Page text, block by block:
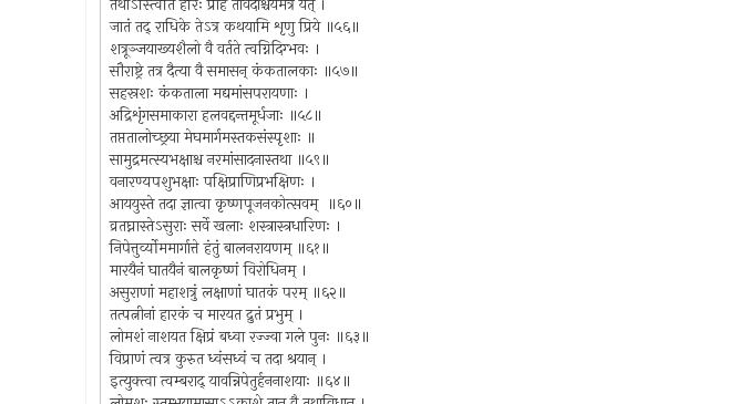
जातं तद् राधिके तेऽत्र कथयामि शृणु प्रिये ॥५६॥
शत्रूञ्जयाख्यशैलो वै वर्तते त्वग्निदिग्भवः ।
सौराष्ट्रे तत्र दैत्या वै समासन् कंकतालकाः ॥५७॥
सहस्रशः कंकताला मद्यमांसपरायणाः ।
अद्रिशृंगसमाकारा हलवद्दन्तमूर्धजाः ॥५८॥
तप्ततालोच्छ्रया मेघमार्गमस्तकसंस्पृशाः ॥
सामुद्रमत्स्यभक्षाश्च नरमांसादनास्तथा ॥५९॥
वनारण्यपशुभक्षाः पक्षिप्राणिप्रभक्षिणः ।
आययुस्ते तदा ज्ञात्वा कृष्णपूजनकोत्सवम् ॥६०॥
व्रतघ्नास्तेऽसुराः सर्वे खलाः शस्त्रास्त्रधारिणः ।
निपेत्तुर्व्योममार्गात्ते हंतुं बालनरायणम् ॥६१॥
मारयैनं घातयैनं बालकृष्णं विरोधिनम् ।
असुराणां महाशत्रुं लक्षाणां घातकं परम् ॥६२॥
तत्पत्नीनां हारकं च मारयत द्रुतं प्रभुम् ।
लोमशं नाशयत क्षिप्रं बध्वा रज्ज्वा गले पुनः ॥६३॥
विप्राणं त्वत्र कुरुत ध्वंसध्वं च तदा श्रयान् ।
इत्युक्त्वा त्वम्बराद् यावन्निपेतुर्हननाशयाः ॥६४॥